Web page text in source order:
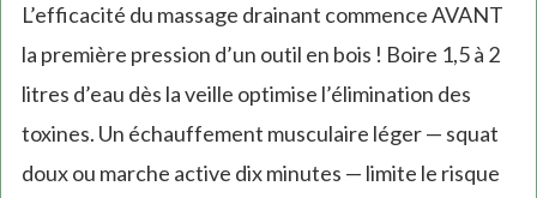
L’efficacité du massage drainant commence AVANT
la première pression d’un outil en bois ! Boire 1,5 à 2
litres d’eau dès la veille optimise l’élimination des
toxines. Un échauffement musculaire léger — squat
doux ou marche active dix minutes — limite le risque